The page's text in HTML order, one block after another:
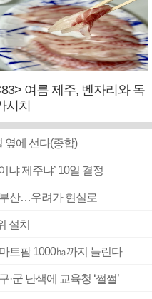
여름 제주, 벤자리와 독
시치
옆에 선다(종합)
냐 제주냐’ 10일 결정
부산…우려가 현실로
설치
트팜 1000㏊까지 늘린다
군 난색에 교육청 ‘쩔쩔’